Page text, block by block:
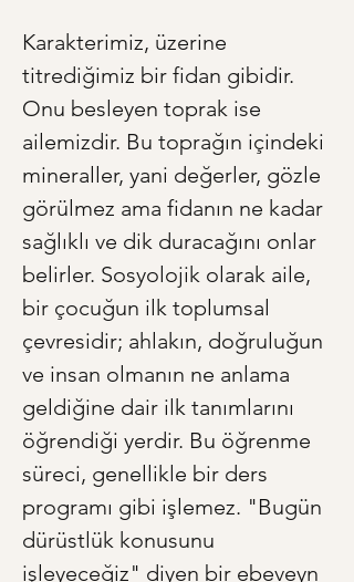
Karakterimiz, üzerine
titrediğimiz bir fidan gibidir.
Onu besleyen toprak ise
ailemizdir. Bu toprağın içindeki
mineraller, yani değerler, gözle
görülmez ama fidanın ne kadar
sağlıklı ve dik duracağını onlar
belirler. Sosyolojik olarak aile,
bir çocuğun ilk toplumsal
çevresidir; ahlakın, doğruluğun
ve insan olmanın ne anlama
geldiğine dair ilk tanımlarını
öğrendiği yerdir. Bu öğrenme
süreci, genellikle bir ders
programı gibi işlemez. "Bugün
dürüstlük konusunu
işleyeceğiz" diyen bir ebeveyn